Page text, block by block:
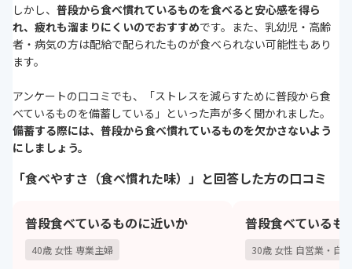
しかし、 普段から食べ慣れているものを食べると安心感を得ら
れ、疲れも溜まりにくいのでおすすめです。また、乳幼児・高齢
者・病気の方は配給で配られたものが食べられない可能性もあり
ます。
アンケートの口コミでも、「ストレスを減らすために普段から食
べているものを備蓄している」といった声が多く聞かれました。
備蓄する際には、普段から食べ慣れているものを欠かさないよう
にしましょう。
「食べやすさ（食べ慣れた味）」と回答した方の口コミ
普段食べているものに近いか
40歳 女性 専業主婦
普段食べているも
30歳 女性 自営業・自